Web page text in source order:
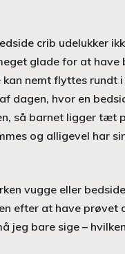
crib udelukker
glade for at have
kan nemt flyttes rundt
dagen, hvor en
så barnet ligger tæt
og alligevel har
vugge eller
efter at have prøvet
jeg bare sige –